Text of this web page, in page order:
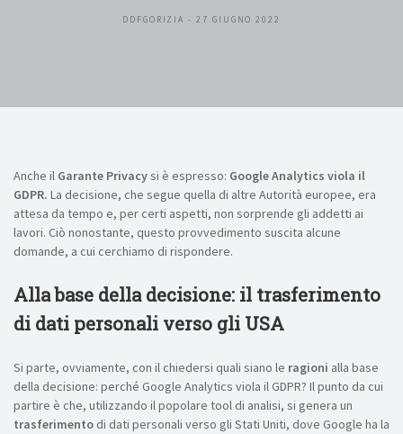
DDFGORIZIA - 27 GIUGNO 2022
Anche il Garante Privacysi è espresso: Google Analytics viola il
GDPR. La decisione, che segue quella di altre Autorità europee, era
attesa da tempo e, per certi aspetti, non sorprende gli addetti ai
lavori. Ciò nonostante, questo provvedimento suscita alcune
domande, a cui cerchiamo di rispondere.
Alla base della decisione: il trasferimento
di dati personali verso gli USA
Si parte, ovviamente, con il chiedersi quali siano le ragioni alla base
della decisione: perché Google Analytics viola il GDPR? Il punto da cui
partire è che, utilizzando il popolare tool di analisi, si genera un
trasferimento di dati personali verso gli Stati Uniti, dove Google ha la